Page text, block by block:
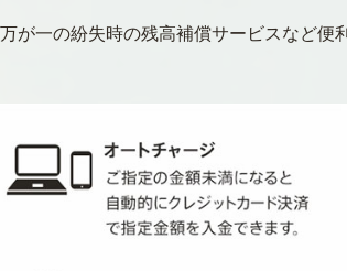
が一の紛失時の残高補償サービスなど便